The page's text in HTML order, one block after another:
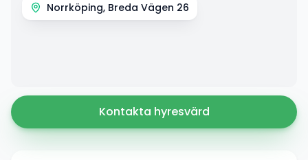
Norrköping, Breda Vägen 26
Kontakta hyresvärd